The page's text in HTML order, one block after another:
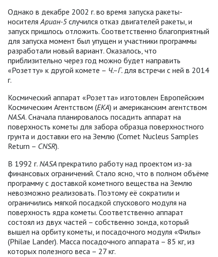
Однако в декабре 2002 г. во время запуска ракеты-
носителяАриан-5случился отказ двигателей ракеты, и
запуск пришлось отложить. Соответственно благоприятный
для запуска момент был упущен и участники программы
разработали новый вариант. Оказалось, что
приблизительно через год можно будет направить
«Розетту» к другой комете – Ч.–Г. для встречи с ней в 2014
г.
Космический аппарат «Розетта» изготовлен Европейским
Космическим Агентством (ЕКА) и американским агентством
NASA. Сначала планировалось посадить аппарат на
поверхность кометы для забора образца поверхностного
грунта и доставки его на Землю (Comet Nucleus Samples
Return – CNSR).
В 1992 г. NASA прекратило работу над проектом из-за
финансовых ограничений. Стало ясно, что в полном объёме
программу с доставкой кометного вещества на Землю
невозможно реализовать. Поэтому её сократили и
ограничились мягкой посадкой спускового модуля на
поверхность ядра кометы. Соответственно аппарат
состоял из двух частей – собственно зонда, который
вышел на орбиту кометы, и посадочного модуля «Филы»
(Philae Lander). Масса посадочного аппарата – 85 кг, из
которых полезного веса – 27 кг.